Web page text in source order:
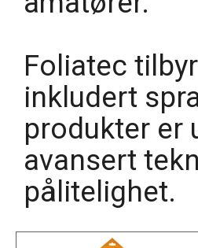
Foliatec
inkludert
produkter er
avansert
pålitelighet.